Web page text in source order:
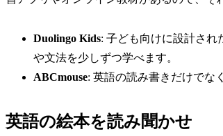
Duolingo Kids: 子ども向けに設計さ
や文法を少しずつ学べます。
ABCmouse: 英語の読み書きだけでな
英語の絵本を読み聞かせ